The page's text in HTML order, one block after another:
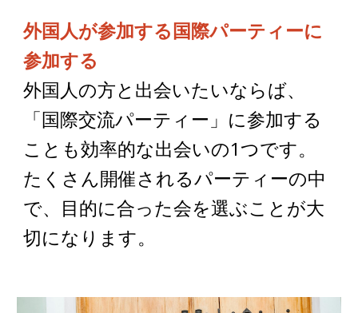
外国人が参加する国際パーティーに
参加する
外国人の方と出会いたいならば、
「国際交流パーティー」に参加する
ことも効率的な出会いの1つです。
たくさん開催されるパーティーの中
で、目的に合った会を選ぶことが大
切になります。